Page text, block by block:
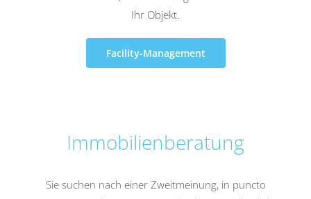
Ihr Objekt.
Facility-Management
Immobilienberatung
Sie suchen nach einer Zweitmeinung, in puncto